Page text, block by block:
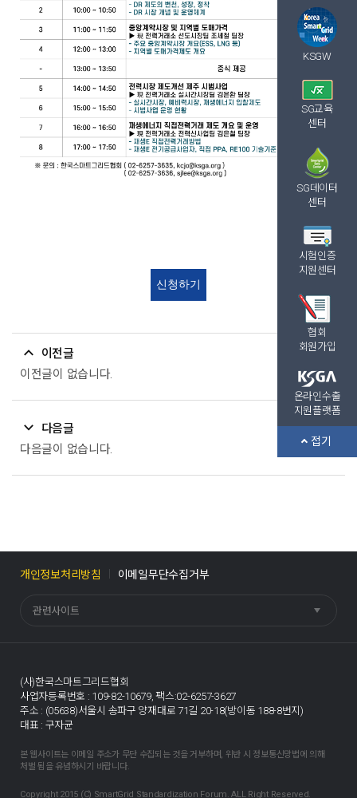
KSGW
SG교육
센터
SG데이터
센터
시험인증
지원센터
협회
회원가입
온라인수출
지원플랫폼
접기
신청하기
이전글
이전글이 없습니다.
다음글
다음글이 없습니다.
개인정보처리방침 이메일무단수집거부
관련사이트
(사)한국스마트그리드협회
사업자등록번호 : 109-82-10679, 팩스:02-6257-3627
주소 : (05638)서울시 송파구 양재대로 71길 20-18(방이동 188-8번지)
대표 : 구자균
본 웹사이트는 이메일 주소가 무단 수집되는 것을 거부하며, 위반 시 정보통신망법에 의해
처벌 됨을 유념하시기 바랍니다.
Copyright 2015 (C) SmartGrid Standardization Forum. ALL Right Reserved.